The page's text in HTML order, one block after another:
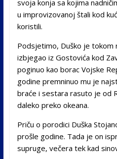
svoja konja sa kojima
u improvizovanoj štali kod
koristili.
Podsjetimo, Duško je tokom
izbjegao iz Gostovića kod
poginuo kao borac Vojske
godine premninuo mu je
braće i sestara rasuto je od
daleko preko okeana.
Priču o porodici Duška
prošle godine. Tada je on
supruge, večera tek kad